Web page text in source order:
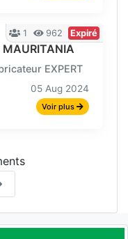
MAURITANIA
EXPERT
05 Aug 2024
1 962 Expiré
Voir plus